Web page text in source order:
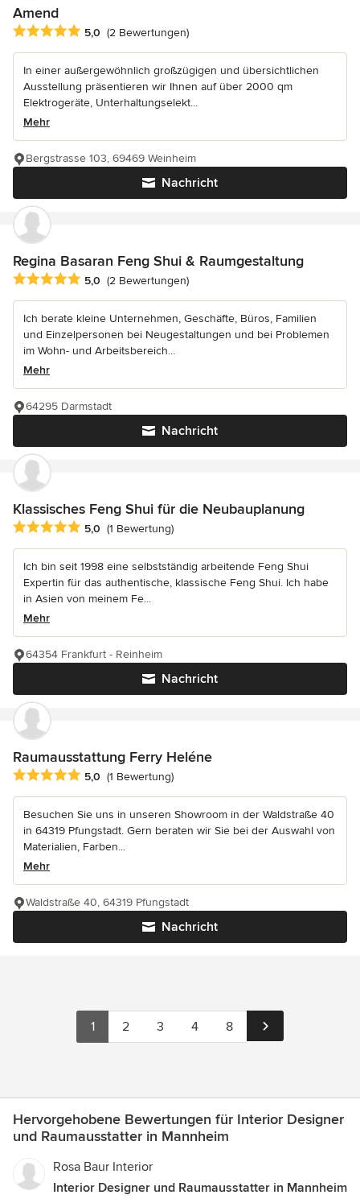
Amend
Durchschnittliche Bewertung: 5 von 5 Sternen
5,0 (2 Bewertungen)
In einer außergewöhnlich großzügigen und übersichtlichen
Ausstellung präsentieren wir Ihnen auf über 2000 qm
Elektrogeräte, Unterhaltungselekt...
Mehr
Nachricht
Bergstrasse 103, 69469 Weinheim
Regina Basaran Feng Shui & Raumgestaltung
Durchschnittliche Bewertung: 5 von 5 Sternen
5,0 (2 Bewertungen)
Ich berate kleine Unternehmen, Geschäfte, Büros, Familien
und Einzelpersonen bei Neugestaltungen und bei Problemen
im Wohn- und Arbeitsbereich...
Mehr
Nachricht
64295 Darmstadt
Klassisches Feng Shui für die Neubauplanung
Durchschnittliche Bewertung: 5 von 5 Sternen
5,0 (1 Bewertung)
Ich bin seit 1998 eine selbstständig arbeitende Feng Shui
Expertin für das authentische, klassische Feng Shui. Ich habe
in Asien von meinem Fe...
Mehr
Nachricht
64354 Frankfurt - Reinheim
Raumausstattung Ferry Heléne
Durchschnittliche Bewertung: 5 von 5 Sternen
5,0 (1 Bewertung)
Besuchen Sie uns in unseren Showroom in der Waldstraße 40
in 64319 Pfungstadt. Gern beraten wir Sie bei der Auswahl von
Materialien, Farben...
Mehr
Nachricht
Waldstraße 40, 64319 Pfungstadt
1 2 3 4 8
Hervorgehobene Bewertungen für Interior Designer
und Raumausstatter in Mannheim
Rosa Baur Interior
Interior Designer und Raumausstatter in Mannheim